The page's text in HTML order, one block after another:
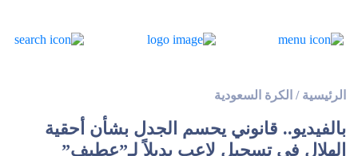
الرئيسية / الكرة السعودية
بالفيديو.. قانوني يحسم الجدل بشأن أحقية
الهلال في تسجيل لاعب بديلاً لـ”عطيف”